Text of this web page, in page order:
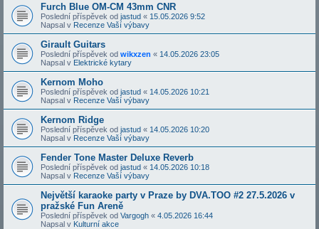
Furch Blue OM-CM 43mm CNR
Poslední příspěvek od jastud « 15.05.2026 9:52
Napsal v Recenze Vaší výbavy
Girault Guitars
Poslední příspěvek od wikxzen « 14.05.2026 23:05
Napsal v Elektrické kytary
Kernom Moho
Poslední příspěvek od jastud « 14.05.2026 10:21
Napsal v Recenze Vaší výbavy
Kernom Ridge
Poslední příspěvek od jastud « 14.05.2026 10:20
Napsal v Recenze Vaší výbavy
Fender Tone Master Deluxe Reverb
Poslední příspěvek od jastud « 14.05.2026 10:18
Napsal v Recenze Vaší výbavy
Největší karaoke party v Praze by DVA.TOO #2 27.5.2026 v
pražské Fun Areně
Poslední příspěvek od Vargogh « 4.05.2026 16:44
Napsal v Kulturní akce